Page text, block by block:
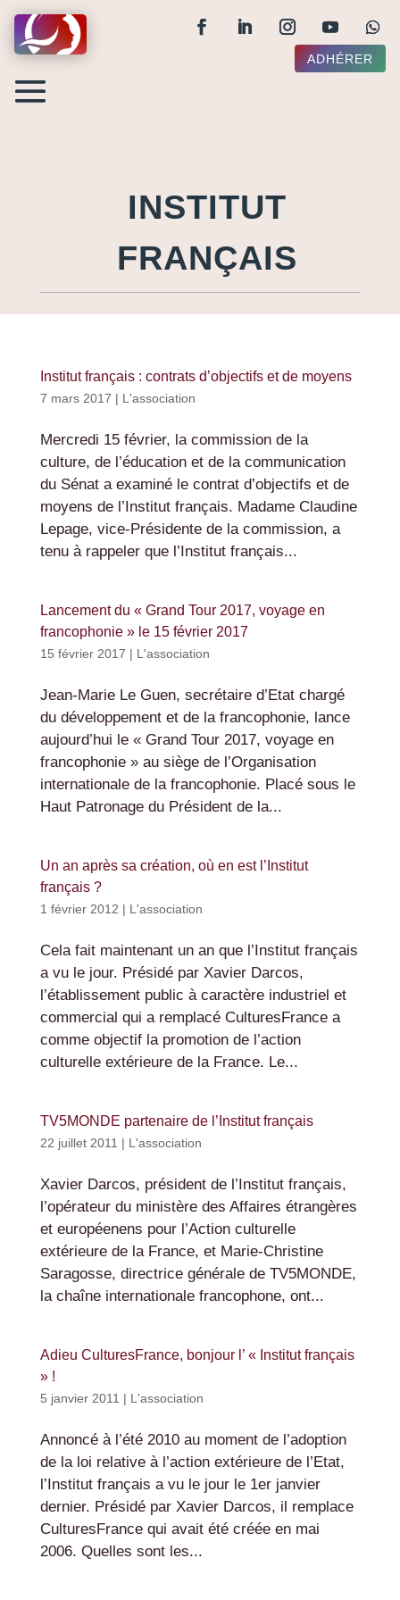
ADHÉRER
INSTITUT
FRANÇAIS
Institut français : contrats d’objectifs et de moyens
7 mars 2017 | L'association
Mercredi 15 février, la commission de la
culture, de l’éducation et de la communication
du Sénat a examiné le contrat d’objectifs et de
moyens de l’Institut français. Madame Claudine
Lepage, vice-Présidente de la commission, a
tenu à rappeler que l’Institut français...
Lancement du « Grand Tour 2017, voyage en
francophonie » le 15 février 2017
15 février 2017 | L'association
Jean-Marie Le Guen, secrétaire d’Etat chargé
du développement et de la francophonie, lance
aujourd’hui le « Grand Tour 2017, voyage en
francophonie » au siège de l’Organisation
internationale de la francophonie. Placé sous le
Haut Patronage du Président de la...
Un an après sa création, où en est l’Institut
français ?
1 février 2012 | L'association
Cela fait maintenant un an que l’Institut français
a vu le jour. Présidé par Xavier Darcos,
l’établissement public à caractère industriel et
commercial qui a remplacé CulturesFrance a
comme objectif la promotion de l’action
culturelle extérieure de la France. Le...
TV5MONDE partenaire de l’Institut français
22 juillet 2011 | L'association
Xavier Darcos, président de l’Institut français,
l’opérateur du ministère des Affaires étrangères
et européenens pour l’Action culturelle
extérieure de la France, et Marie-Christine
Saragosse, directrice générale de TV5MONDE,
la chaîne internationale francophone, ont...
Adieu CulturesFrance, bonjour l’ « Institut français
» !
5 janvier 2011 | L'association
Annoncé à l’été 2010 au moment de l’adoption
de la loi relative à l’action extérieure de l’Etat,
l’Institut français a vu le jour le 1er janvier
dernier. Présidé par Xavier Darcos, il remplace
CulturesFrance qui avait été créée en mai
2006. Quelles sont les...